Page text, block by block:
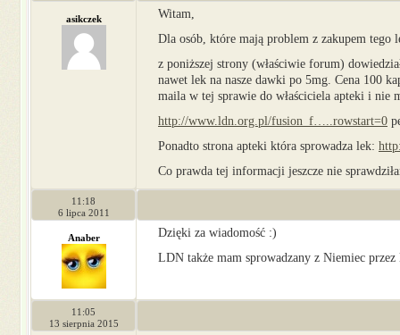
asikczek
Witam,
Dla osób, które mają problem z zakupem tego
z poniższej strony (właściwie forum)
nawet lek na nasze dawki po 5mg. Cena 100
maila w tej sprawie do właściciela apteki i nie
http://www.ldn.org.pl/fusion_f…..rowstart=0
Ponadto strona apteki która sprowadza lek:
Co prawda tej informacji jeszcze nie
11:18
6 lipca 2011
Anaber
Dzięki za wiadomość :)
LDN także mam sprowadzany z Niemiec przez
11:05
13 sierpnia 2015